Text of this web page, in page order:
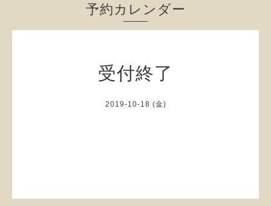
予約カレンダー
受付終了
2019-10-18 (金)